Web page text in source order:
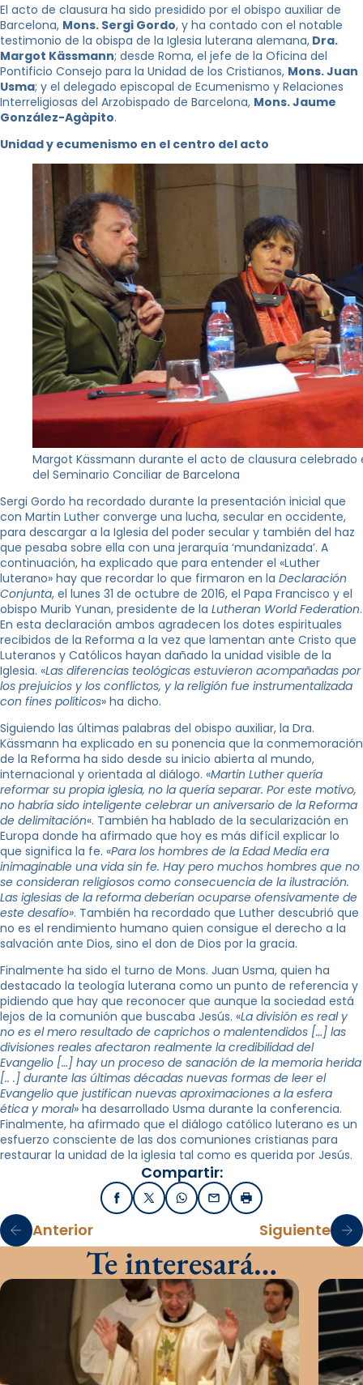
El acto de clausura ha sido presidido por el obispo auxiliar de
Barcelona, ​​Mons. Sergi Gordo, y ha contado con el notable
testimonio de la obispa de la Iglesia luterana alemana, Dra.
Margot Kässmann; desde Roma, el jefe de la Oficina del
Pontificio Consejo para la Unidad de los Cristianos, Mons. Juan
Usma; y el delegado episcopal de Ecumenismo y Relaciones
Interreligiosas del Arzobispado de Barcelona, ​​Mons. Jaume
González-Agàpito.
Unidad y ecumenismo en el centro del acto
Margot Kässmann durante el acto de clausura celebrado
del Seminario Conciliar de Barcelona
Sergi Gordo ha recordado durante la presentación inicial que
con Martin Luther converge una lucha, secular en occidente,
para descargar a la Iglesia del poder secular y también del haz
que pesaba sobre ella con una jerarquía ‘mundanizada’. A
continuación, ha explicado que para entender el «Luther
luterano» hay que recordar lo que firmaron en la Declaración
Conjunta, el lunes 31 de octubre de 2016, el Papa Francisco y el
obispo Murib Yunan, presidente de la Lutheran World Federation.
En esta declaración ambos agradecen los dotes espirituales
recibidos de la Reforma a la vez que lamentan ante Cristo que
Luteranos y Católicos hayan dañado la unidad visible de la
Iglesia. «Las diferencias teológicas estuvieron acompañadas por
los prejuicios y los conflictos, y la religión fue instrumentalizada
con fines políticos» ha dicho.
Siguiendo las últimas palabras del obispo auxiliar, la Dra.
Kässmann ha explicado en su ponencia que la conmemoración
de la Reforma ha sido desde su inicio abierta al mundo,
internacional y orientada al diálogo. «Martin Luther quería
reformar su propia iglesia, no la quería separar. Por este motivo,
no habría sido inteligente celebrar un aniversario de la Reforma
de delimitación«. También ha hablado de la secularización en
Europa donde ha afirmado que hoy es más difícil explicar lo
que significa la fe. «Para los hombres de la Edad Media era
inimaginable una vida sin fe. Hay pero muchos hombres que no
se consideran religiosos como consecuencia de la ilustración.
Las iglesias de la reforma deberían ocuparse ofensivamente de
este desafío». También ha recordado que Luther descubrió que
no es el rendimiento humano quien consigue el derecho a la
salvación ante Dios, sino el don de Dios por la gracia.
Finalmente ha sido el turno de Mons. Juan Usma, quien ha
destacado la teología luterana como un punto de referencia y
pidiendo que hay que reconocer que aunque la sociedad está
lejos de la comunión que buscaba Jesús. «La división es real y
no es el mero resultado de caprichos o malentendidos […] las
divisiones reales afectaron realmente la credibilidad del
Evangelio […] hay un proceso de sanación de la memoria herida
[.. .] durante las últimas décadas nuevas formas de leer el
Evangelio que justifican nuevas aproximaciones a la esfera
ética y moral» ha desarrollado Usma durante la conferencia.
Finalmente, ha afirmado que el diálogo católico luterano es un
esfuerzo consciente de las dos comuniones cristianas para
restaurar la unidad de la iglesia tal como es querida por Jesús.
Compartir:
FacebookX / TwitterWhatsApp
EmailImprimir
Anterior Siguiente
Te interesará…